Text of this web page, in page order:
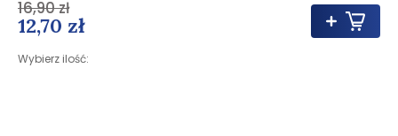
12,70 zł
Wybierz ilość:
16,90 zł